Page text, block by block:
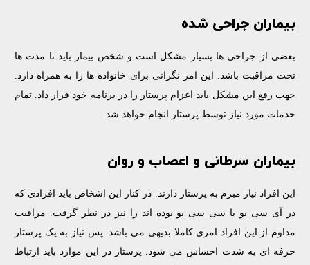
بیماران جراحی شده
بعضی از جراحی ها بسیار مشکل است و شخص بیمار باید تا مدت ها
تحت مراقبت باشد. این امر نگرانی برای خانواده ها را به همراه دارد.
جهت رفع این مشکل باید اعزام پرستار را در برنامه خود قرار داد. تمام
خدمات مورد نیاز توسط پرستار انجام خواهد شد.
بیماران سرطانی و اعصاب و روان
این افراد نیاز مبرم به پرستار دارند‌. در کنار این اشخاص باید افرادی که
در آی سی یو یا سی سی یو بوده اند را نیز در نظر گرفت. مراقبت
مداوم از این افراد امری کاملا بدیهی می باشد. پس نیاز به یک پرستار
حرفه ای به شدت احساس می شود. پرستار در این موارد باید ارتباط